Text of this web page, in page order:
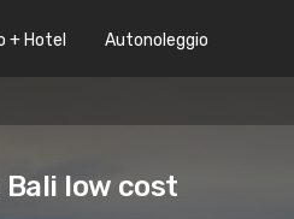
+ Hotel Autonoleggio
Bali low cost